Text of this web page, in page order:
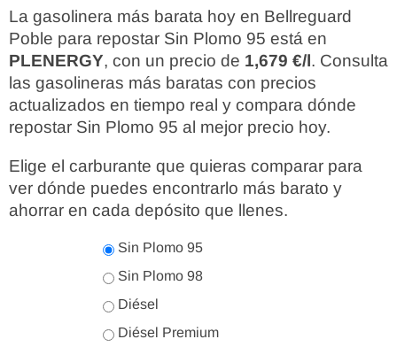
La gasolinera más barata hoy en Bellreguard
Poble para repostar Sin Plomo 95 está en
PLENERGY, con un precio de 1,679 €/l. Consulta
las gasolineras más baratas con precios
actualizados en tiempo real y compara dónde
repostar Sin Plomo 95 al mejor precio hoy.
Elige el carburante que quieras comparar para
ver dónde puedes encontrarlo más barato y
ahorrar en cada depósito que llenes.
Sin Plomo 95
Sin Plomo 98
Diésel
Diésel Premium